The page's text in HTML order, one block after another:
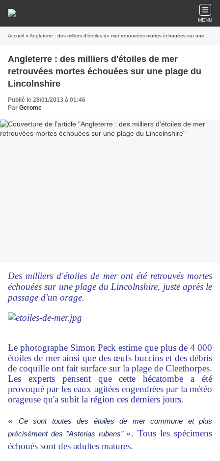
MENU
Accueil » Angleterre : des milliers d'étoiles de mer retrouvées mortes échouées sur une plage du Lincolnshire
Angleterre : des milliers d'étoiles de mer
retrouvées mortes échouées sur une plage du
Lincolnshire
Publié le 28/01/2013 à 01:46
Par Gerome
Des milliers d'étoiles de mer ont été retrouvés mortes
échouées sur une plage du Lincolnshire, juste après le
passage d'un orage.
Le photographe Simon Peck estime que plus de 4 000
étoiles de mer ainsi que des œufs buccins et des débris
de coquille ont fait surface sur la plage de Cleethorpes.
Les experts pensent que cette hécatombe a été
provoqué par les eaux agitées engendrées par la météo
orageuse qu'a subit la région ces derniers jours.
«
Ce sont toutes des étoiles de mer commune et plus
précisément des "Asterias rubens" ». Tous les spécimens
échoués sont des adultes matures.